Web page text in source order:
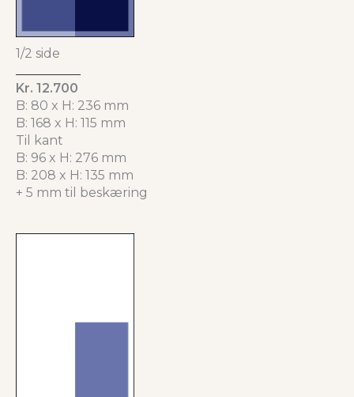
1/2 side
Kr. 12.700
B: 80 x H: 236 mm
B: 168 x H: 115 mm
Til kant
B: 96 x H: 276 mm
B: 208 x H: 135 mm
+ 5 mm til beskæring